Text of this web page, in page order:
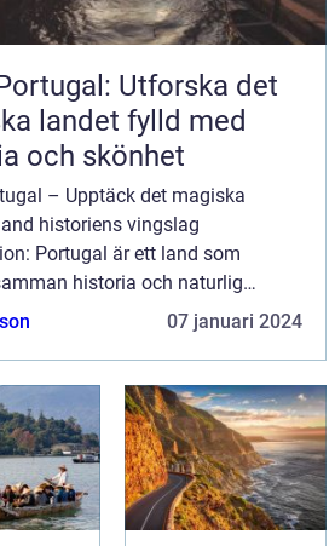
Utforska det
landet fylld med
och skönhet
– Upptäck det magiska
historiens vingslag
Portugal är ett land som
historia och naturlig
ett enastående sätt. Beläget på
07 januari 2024